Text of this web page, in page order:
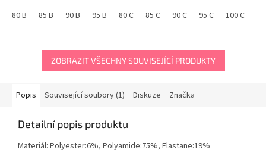
80 B
85 B 90 B 95 B 80 C 85 C 90 C 95 C 100 C
ZOBRAZIT VŠECHNY SOUVISEJÍCÍ PRODUKTY
Popis Související soubory (1) Diskuze Značka
Detailní popis produktu
Materiál: Polyester:6%, Polyamide:75%, Elastane:19%